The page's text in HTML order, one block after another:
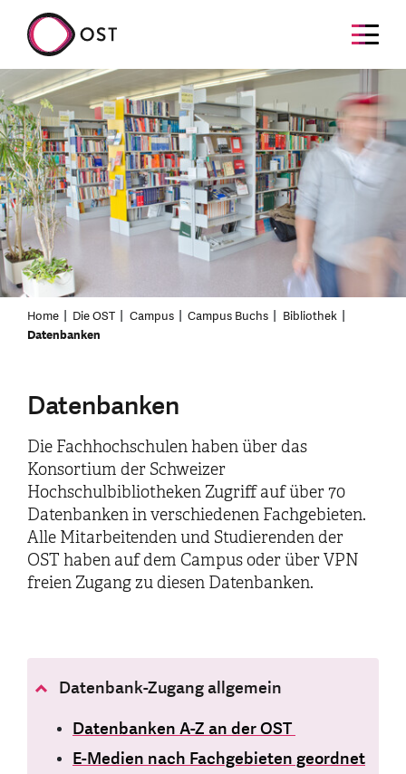
Home Die OST Campus Campus Buchs
Bibliothek
Datenbanken
Datenbanken
Die Fachhochschulen haben über das
Konsortium der Schweizer
Hochschulbibliotheken Zugriff auf über 70
Datenbanken in verschiedenen Fachgebieten.
Alle Mitarbeitenden und Studierenden der
OST haben auf dem Campus oder über VPN
freien Zugang zu diesen Datenbanken.
Datenbank-Zugang allgemein
Datenbanken A-Z an der OST
E-Medien nach Fachgebieten geordnet